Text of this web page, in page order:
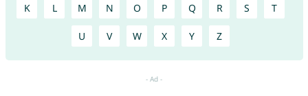
K L M N O P Q R S T
U V W X Y Z